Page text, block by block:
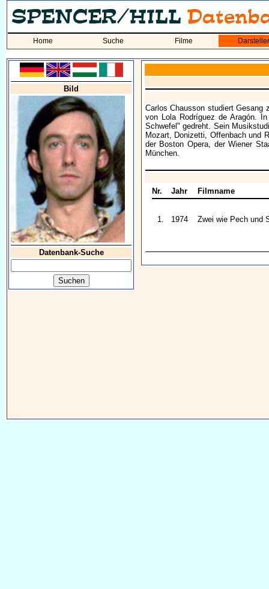
Home Suche Filme Darsteller
Bild
Datenbank-Suche
Carlos Chausson studiert Gesang
von Lola Rodríguez de Aragón.
Schwefel" gedreht. Sein
Mozart, Donizetti, Offenbach und
der Boston Opera, der Wiener
München.
Nr. Jahr Filmname
1. 1974 Zwei wie Pech und